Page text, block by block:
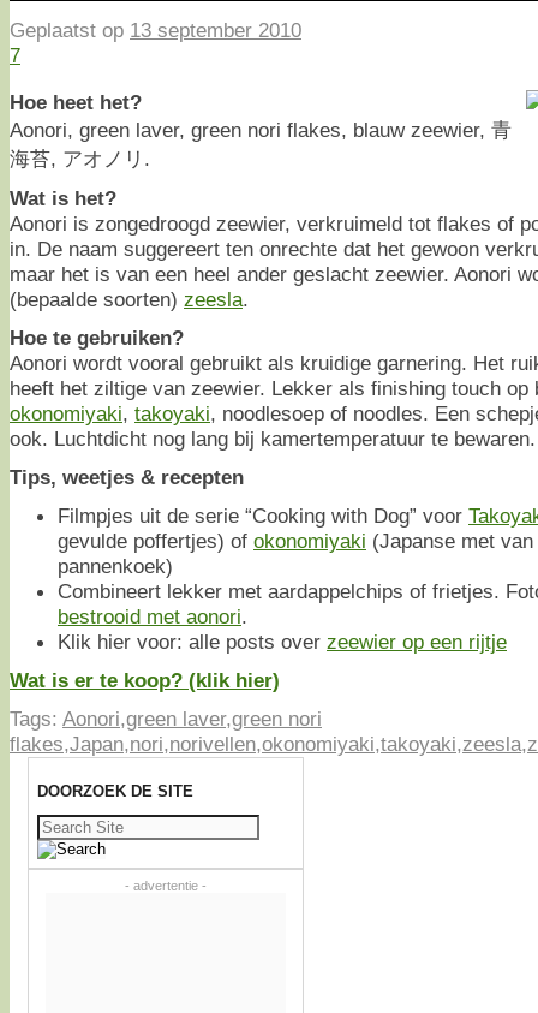
Geplaatst op 13 september 2010
7
Hoe heet het?
Aonori, green laver, green nori flakes, blauw zeewier, 青
海苔, アオノリ.
Wat is het?
Aonori is zongedroogd zeewier, verkruimeld tot flakes of
in. De naam suggereert ten onrechte dat het gewoon
maar het is van een heel ander geslacht zeewier. Aonori
(bepaalde soorten) zeesla.
Hoe te gebruiken?
Aonori wordt vooral gebruikt als kruidige garnering. Het
heeft het ziltige van zeewier. Lekker als finishing touch op
okonomiyaki, takoyaki, noodlesoep of noodles. Een
ook. Luchtdicht nog lang bij kamertemperatuur te bewaren.
Tips, weetjes & recepten
Filmpjes uit de serie “Cooking with Dog” voor
gevulde poffertjes) of okonomiyaki (Japanse met
pannenkoek)
Combineert lekker met aardappelchips of frietjes.
bestrooid met aonori.
Klik hier voor: alle posts over zeewier op een rijtje
Wat is er te koop? (klik hier)
Tags: Aonori,green laver,green nori
flakes,Japan,nori,norivellen,okonomiyaki,takoyaki,zeesla,
DOORZOEK DE SITE
Zoeken
naar:
- advertentie -